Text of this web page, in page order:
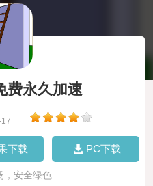
费永久加速
下载 PC下载
，安全绿色